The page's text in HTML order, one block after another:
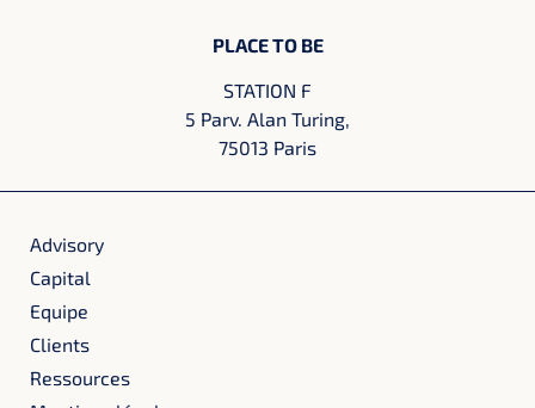
PLACE TO BE
STATION F
5 Parv. Alan Turing,
75013 Paris
Advisory
Capital
Equipe
Clients
Ressources